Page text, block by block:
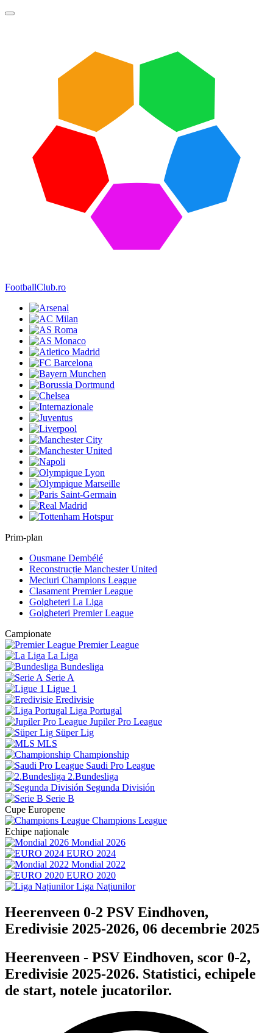
FootballClub.ro
Prim-plan
Ousmane Dembélé
Reconstrucție Manchester United
Meciuri Champions League
Clasament Premier League
Golgheteri La Liga
Golgheteri Premier League
Campionate
Premier League
La Liga
Bundesliga
Serie A
Ligue 1
Eredivisie
Liga Portugal
Jupiler Pro League
Süper Lig
MLS
Championship
Saudi Pro League
2.Bundesliga
Segunda División
Serie B
Cupe Europene
Champions League
Echipe naționale
Mondial 2026
EURO 2024
Mondial 2022
EURO 2020
Liga Națiunilor
Heerenveen 0-2 PSV Eindhoven,
Eredivisie 2025-2026, 06 decembrie 2025
Heerenveen - PSV Eindhoven, scor 0-2,
Eredivisie 2025-2026. Statistici, echipele
de start, notele jucatorilor.